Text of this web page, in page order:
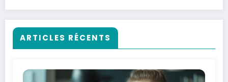
ARTICLES RÉCENTS